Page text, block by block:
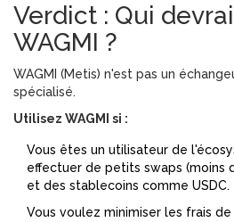
Verdict : Qui
WAGMI ?
WAGMI (Metis) n'est pas un
spécialisé.
Utilisez WAGMI si :
Vous êtes un utilisateur de
effectuer de petits swaps (moins
et des stablecoins comme USDC.
Vous voulez minimiser les frais